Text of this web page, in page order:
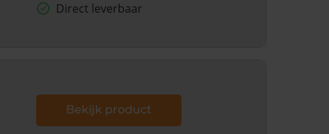
Direct leverbaar
Bekijk product